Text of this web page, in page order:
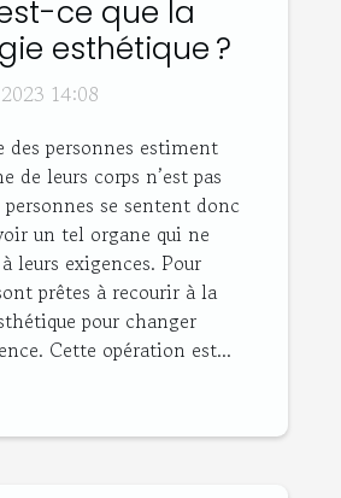
ce que la
esthétique ?
14:08
des personnes estiment
de leurs corps n’est pas
se sentent donc
un tel organe qui ne
leurs exigences. Pour
prêtes à recourir à la
pour changer
Cette opération est...